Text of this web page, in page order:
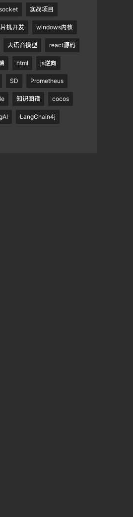
实战项目
机开发 windows内核
大语音模型 react源码
html js逆向
SD Prometheus
知识图谱 cocos
LangChain4j